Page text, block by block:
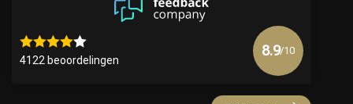
4122 beoordelingen
8.9/10